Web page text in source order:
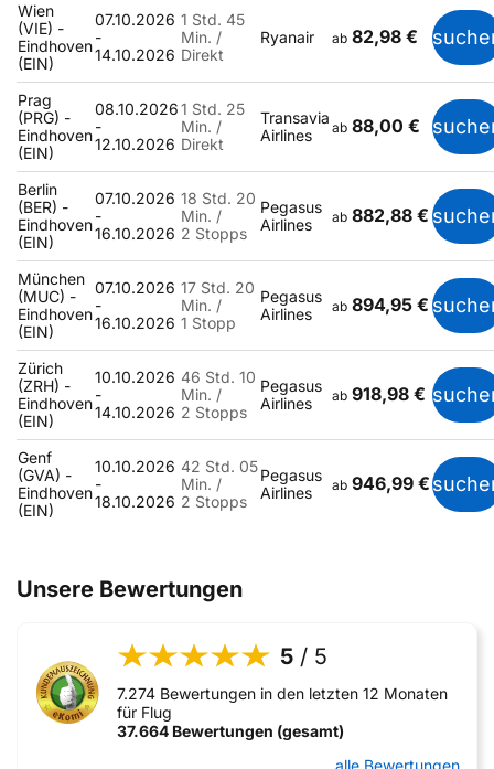
Wien
(VIE) -
Eindhoven
(EIN)
07.10.2026
-
14.10.2026
1 Std. 45
Min. /
Direkt
Ryanair ab 82,98 €
Prag
(PRG) -
Eindhoven
(EIN)
08.10.2026
-
12.10.2026
1 Std. 25
Min. /
Direkt
Transavia
Airlines
ab 88,00 €
Berlin
(BER) -
Eindhoven
(EIN)
07.10.2026
-
16.10.2026
18 Std. 20
Min. /
2 Stopps
Pegasus
Airlines
ab 882,88 €
München
(MUC) -
Eindhoven
(EIN)
07.10.2026
-
16.10.2026
17 Std. 20
Min. /
1 Stopp
Pegasus
Airlines
ab 894,95 €
Zürich
(ZRH) -
Eindhoven
(EIN)
10.10.2026
-
14.10.2026
46 Std. 10
Min. /
2 Stopps
Pegasus
Airlines
ab 918,98 €
Genf
(GVA) -
Eindhoven
(EIN)
10.10.2026
-
18.10.2026
42 Std. 05
Min. /
2 Stopps
Pegasus
Airlines
ab 946,99 €
Unsere Bewertungen
5 / 5
7.274 Bewertungen in den letzten 12 Monaten
für Flug
37.664 Bewertungen (gesamt)
alle Bewertungen